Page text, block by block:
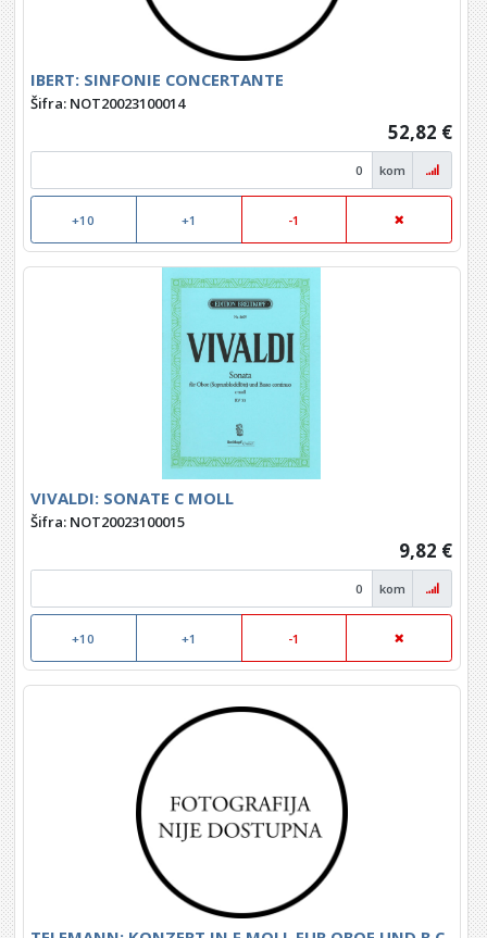
IBERT: SINFONIE CONCERTANTE
Šifra: NOT20023100014
52,82 €
kom
+10 +1 -1
VIVALDI: SONATE C MOLL
Šifra: NOT20023100015
9,82 €
kom
+10 +1 -1